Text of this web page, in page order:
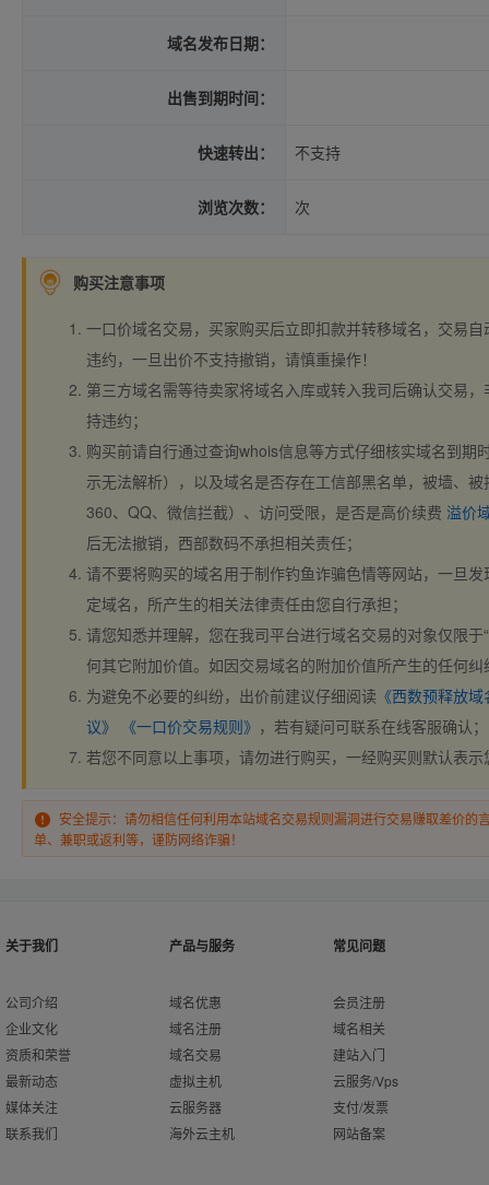
域名发布日期：
出售到期时间：
快速转出： 不支持
浏览次数： 次
购买注意事项
一口价域名交易，买家购买后立即扣款并转移域名，交易
违约，一旦出价不支持撤销，请慎重操作！
第三方域名需等待卖家将域名入库或转入我司后确认交易
持违约；
购买前请自行通过查询whois信息等方式仔细核实域名到期
示无法解析），以及域名是否存在工信部黑名单，被墙、
360、QQ、微信拦截）、访问受限，是否是高价续费 溢价
后无法撤销，西部数码不承担相关责任；
请不要将购买的域名用于制作钓鱼诈骗色情等网站，一旦
定域名，所产生的相关法律责任由您自行承担；
请您知悉并理解，您在我司平台进行域名交易的对象仅限于
何其它附加价值。如因交易域名的附加价值所产生的任何
为避免不必要的纠纷，出价前建议仔细阅读 《西数预释放
议》
《一口价交易规则》 ，若有疑问可联系在线客服确认；
若您不同意以上事项，请勿进行购买，一经购买则默认表
安全提示：请勿相信任何利用本站域名交易规则漏洞进行交易赚取差价的
单、兼职或返利等，谨防网络诈骗！
关于我们
公司介绍
企业文化
资质和荣誉
最新动态
媒体关注
联系我们
产品与服务
域名优惠
域名注册
域名交易
虚拟主机
云服务器
海外云主机
常见问题
会员注册
域名相关
建站入门
云服务/Vps
支付/发票
网站备案